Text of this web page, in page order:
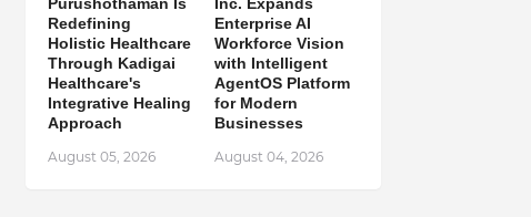
Redefining
Holistic Healthcare
Through Kadigai
Healthcare's
Integrative Healing
Approach
August 05, 2026
Enterprise AI
Workforce Vision
with Intelligent
AgentOS Platform
for Modern
Businesses
August 04, 2026